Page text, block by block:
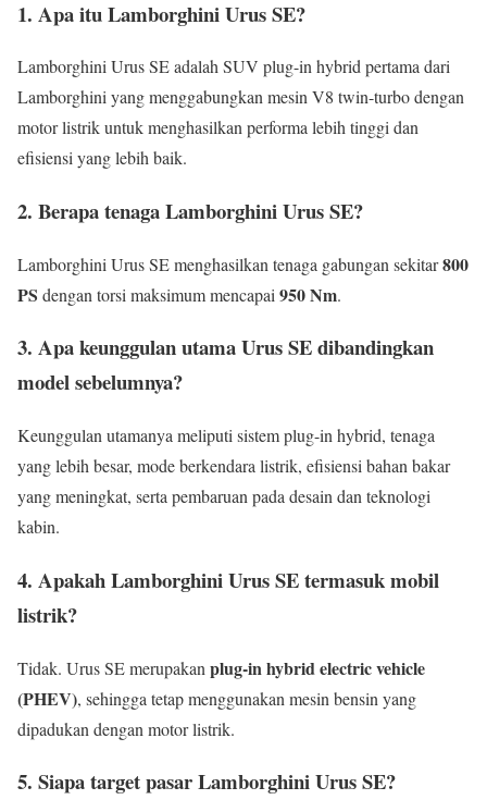
1. Apa itu Lamborghini Urus SE?
Lamborghini Urus SE adalah SUV plug-in hybrid pertama dari
Lamborghini yang menggabungkan mesin V8 twin-turbo dengan
motor listrik untuk menghasilkan performa lebih tinggi dan
efisiensi yang lebih baik.
2. Berapa tenaga Lamborghini Urus SE?
Lamborghini Urus SE menghasilkan tenaga gabungan sekitar800
PS dengan torsi maksimum mencapai 950 Nm.
3. Apa keunggulan utama Urus SE dibandingkan
model sebelumnya?
Keunggulan utamanya meliputi sistem plug-in hybrid, tenaga
yang lebih besar, mode berkendara listrik, efisiensi bahan bakar
yang meningkat, serta pembaruan pada desain dan teknologi
kabin.
4. Apakah Lamborghini Urus SE termasuk mobil
listrik?
Tidak. Urus SE merupakan plug-in hybrid electric vehicle
(PHEV), sehingga tetap menggunakan mesin bensin yang
dipadukan dengan motor listrik.
5. Siapa target pasar Lamborghini Urus SE?